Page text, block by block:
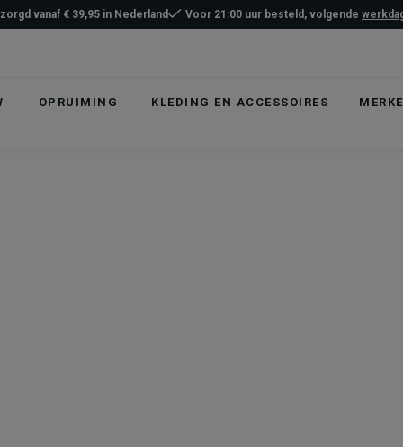
OPRUIMING KLEDING EN ACCESSOIRES
vanaf € 39,95 in Nederland Voor 21:00 uur besteld, volgende